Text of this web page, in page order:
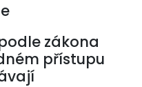
zákona
přístupu